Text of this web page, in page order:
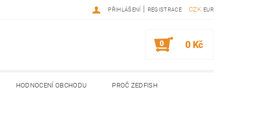
CZK EUR
PŘIHLÁŠENÍ | REGISTRACE
0 0 Kč
HODNOCENÍ OBCHODU PROČ ZEDFISH